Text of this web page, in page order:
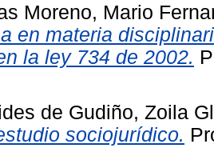
Moreno, Mario
en materia
la ley 734 de 2002.
de Gudiño, Zoila
sociojurídico.